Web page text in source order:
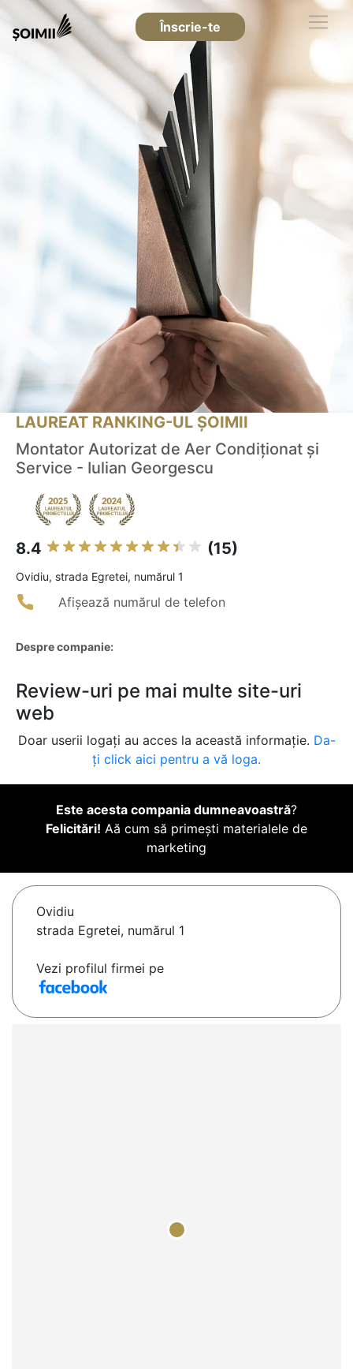
Înscrie-te
LAUREAT RANKING-UL ȘOIMII
Montator Autorizat de Aer Condiționat și
Service - Iulian Georgescu
8.4 (15)
Ovidiu, strada Egretei, numărul 1
Afișează numărul de telefon
Despre companie:
Review-uri pe mai multe site-uri
web
Doar userii logați au acces la această informație. Da-
ți click aici pentru a vă loga.
Este acesta compania dumneavoastră?
Felicitări! Aă cum să primești materialele de
marketing
Ovidiu
strada Egretei, numărul 1
Vezi profilul firmei pe